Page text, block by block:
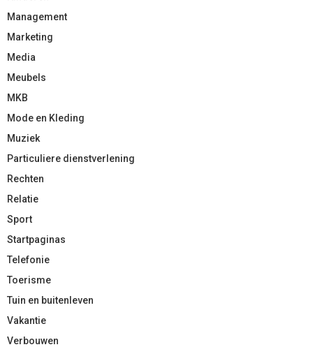
Management
Marketing
Media
Meubels
MKB
Mode en Kleding
Muziek
Particuliere dienstverlening
Rechten
Relatie
Sport
Startpaginas
Telefonie
Toerisme
Tuin en buitenleven
Vakantie
Verbouwen